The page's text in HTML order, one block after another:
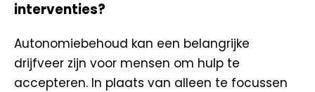
interventies?
Autonomiebehoud kan een belangrijke
drijfveer zijn voor mensen om hulp te
accepteren. In plaats van alleen te focussen